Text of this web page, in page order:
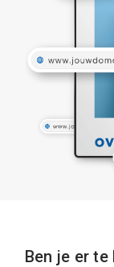
Ben je er